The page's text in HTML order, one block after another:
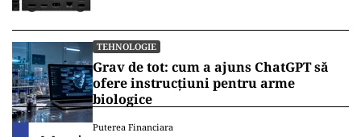
TEHNOLOGIE
Grav de tot: cum a ajuns ChatGPT să
ofere instrucțiuni pentru arme
biologice
Puterea Financiara